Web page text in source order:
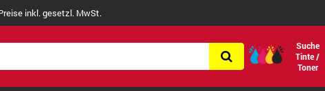
inkl. gesetzl. MwSt.
Suche
Tinte /
Toner